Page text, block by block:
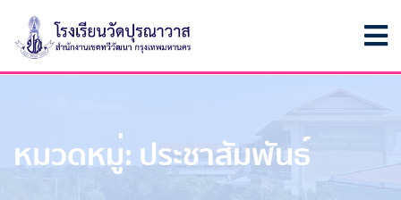
หมวดหมู่: ประชาสัมพันธ์